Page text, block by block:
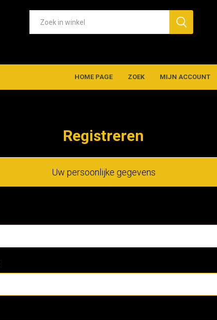
HOME PAGE ZOEK MIJN ACCOUNT
Registreren
Uw persoonlijke gegevens